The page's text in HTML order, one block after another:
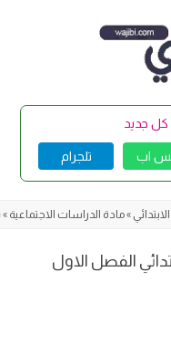
كل جديد
اب تلجرام
»مادة الدراسات الاجتماعية »
الفصل الاول